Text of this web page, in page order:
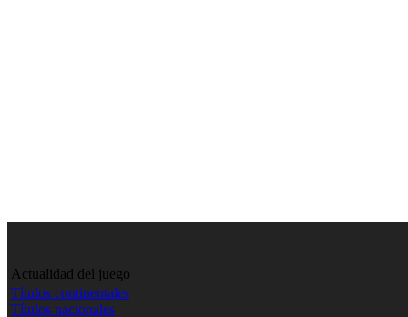
Actualidad del juego
Títulos continentales
Títulos nacionales